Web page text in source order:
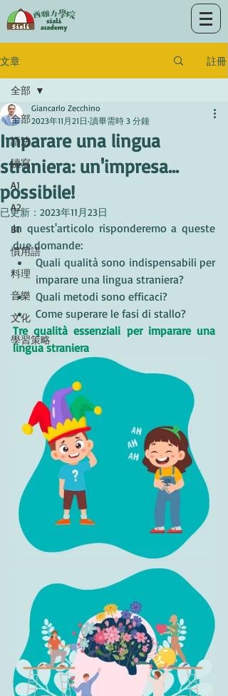
文章 註冊
全部
語法
讀寫
A1
A2
B1
慣用語
料理
音樂
文化
學習策略
全部
Imparare una lingua
straniera: un'impresa...
possibile!
Giancarlo Zecchino
2023年11月21日 讀畢需時 3 分鐘
已更新： 2023年11月23日
In quest'articolo risponderemo a queste
due domande:
Quali qualità sono indispensabili per
imparare una lingua straniera?
Quali metodi sono efficaci?
Come superare le fasi di stallo?
Tre qualità essenziali per imparare una
lingua straniera